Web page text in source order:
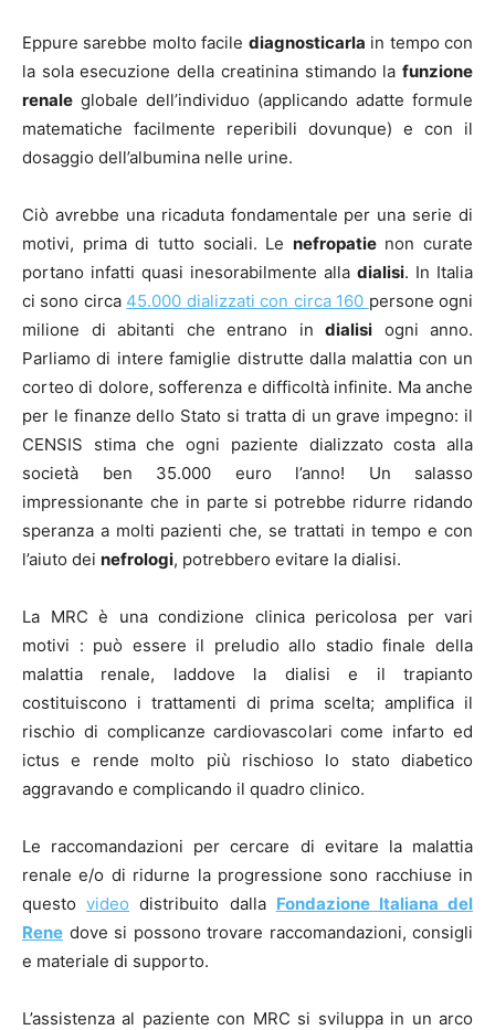
Eppure sarebbe molto facile diagnosticarla in tempo con
la sola esecuzione della creatinina stimando la funzione
renale globale dell’individuo (applicando adatte formule
matematiche facilmente reperibili dovunque) e con il
dosaggio dell’albumina nelle urine.
Ciò avrebbe una ricaduta fondamentale per una serie di
motivi, prima di tutto sociali. Le nefropatienon curate
portano infatti quasi inesorabilmente alla dialisi. In Italia
ci sono circa 45.000 dializzati con circa 160 persone ogni
milione di abitanti che entrano in dialisi ogni anno.
Parliamo di intere famiglie distrutte dalla malattia con un
corteo di dolore, sofferenza e difficoltà infinite. Ma anche
per le finanze dello Stato si tratta di un grave impegno: il
CENSIS stima che ogni paziente dializzato costa alla
società ben 35.000 euro l’anno! Un salasso
impressionante che in parte si potrebbe ridurre ridando
speranza a molti pazienti che, se trattati in tempo e con
l’aiuto dei nefrologi, potrebbero evitare la dialisi.
La MRC è una condizione clinica pericolosa per vari
motivi : può essere il preludio allo stadio finale della
malattia renale, laddove la dialisi e il trapianto
costituiscono i trattamenti di prima scelta; amplifica il
rischio di complicanze cardiovascolari come infarto ed
ictus e rende molto più rischioso lo stato diabetico
aggravando e complicando il quadro clinico.
Le raccomandazioni per cercare di evitare la malattia
renale e/o di ridurne la progressione sono racchiuse in
questovideo distribuito dalla Fondazione Italiana del
Rene dove si possono trovare raccomandazioni, consigli
e materiale di supporto.
L’assistenza al paziente con MRC si sviluppa in un arco